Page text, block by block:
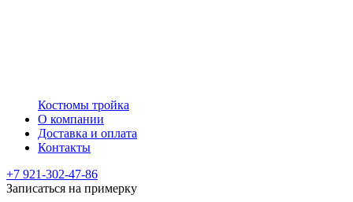
Костюмы тройка
О компании
Доставка и оплата
Контакты
+7 921-302-47-86
Записаться на примерку